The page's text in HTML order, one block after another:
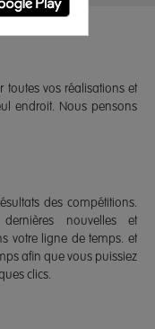
toutes vos réalisations et
endroit. Nous pensons
des compétitions.
nouvelles et
votre ligne de temps. et
afin que vous puissiez
clics.